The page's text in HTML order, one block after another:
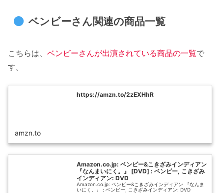
ベンビーさん関連の商品一覧
こちらは、 ベンビーさんが出演されている商品の一覧で
す。
https://amzn.to/2zEXHhR
amzn.to
Amazon.co.jp: ベンビー&こきざみインディアン
『なんまいにく。』 [DVD] : ベンビー, こきざみ
インディアン: DVD
Amazon.co.jp: ベンビー&こきざみインディアン 『なんま
いにく。』 : ベンビー, こきざみインディアン: DVD